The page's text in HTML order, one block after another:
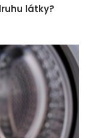
látky?